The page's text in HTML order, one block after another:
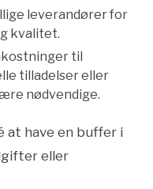
leverandører for
kvalitet.
til
tilladelser eller
nødvendige.
at have en buffer i
eller